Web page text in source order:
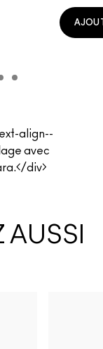
align--
avec
div>
AUSSI